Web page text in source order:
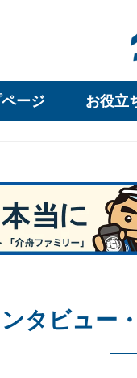
ページ お役立
タビュー